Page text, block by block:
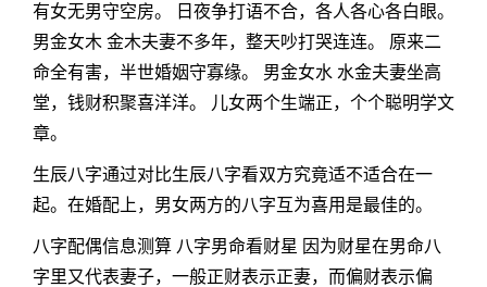
有女无男守空房。 日夜争打语不合，各人各心各白眼。
男金女木 金木夫妻不多年，整天吵打哭连连。 原来二
命全有害，半世婚姻守寡缘。 男金女水 水金夫妻坐高
堂，钱财积聚喜洋洋。 儿女两个生端正，个个聪明学文
章。
生辰八字通过对比生辰八字看双方究竟适不适合在一
起。在婚配上，男女两方的八字互为喜用是最佳的。
八字配偶信息测算 八字男命看财星 因为财星在男命八
字里又代表妻子，一般正财表示正妻，而偏财表示偏